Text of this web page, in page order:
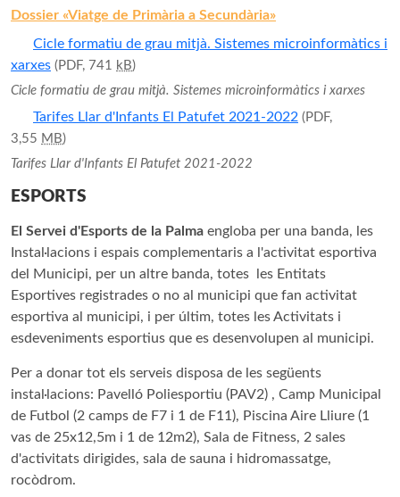
Dossier «Viatge de Primària a Secundària»
Cicle formatiu de grau mitjà. Sistemes microinformàtics i
xarxes (PDF, 741 kB)
Cicle formatiu de grau mitjà. Sistemes microinformàtics i xarxes
Tarifes Llar d'Infants El Patufet 2021-2022 (PDF,
3,55 MB)
Tarifes Llar d'Infants El Patufet 2021-2022
ESPORTS
El Servei d'Esports de la Palma engloba per una banda, les
Instal·lacions i espais complementaris a l'activitat esportiva
del Municipi, per un altre banda, totes les Entitats
Esportives registrades o no al municipi que fan activitat
esportiva al municipi, i per últim, totes les Activitats i
esdeveniments esportius que es desenvolupen al municipi.
Per a donar tot els serveis disposa de les següents
instal·lacions: Pavelló Poliesportiu (PAV2) , Camp Municipal
de Futbol (2 camps de F7 i 1 de F11), Piscina Aire Lliure (1
vas de 25x12,5m i 1 de 12m2), Sala de Fitness, 2 sales
d'activitats dirigides, sala de sauna i hidromassatge,
rocòdrom.